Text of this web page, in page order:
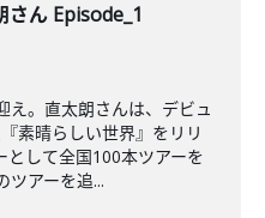
さん Episode_1
え。直太朗さんは、デビュ
素晴らしい世界』をリリ
として全国100本ツアーを
ツアーを追...